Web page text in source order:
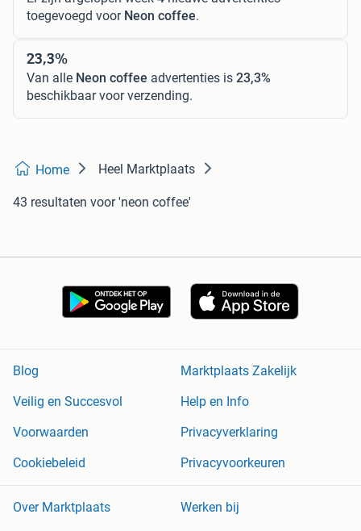
toegevoegd voor Neon coffee.
23,3%
Van alle Neon coffee advertenties is 23,3%
beschikbaar voor verzending.
Home Heel Marktplaats
43 resultaten voor 'neon coffee'
Blog
Marktplaats Zakelijk
Veilig en Succesvol
Help en Info
Voorwaarden
Privacyverklaring
Cookiebeleid
Privacyvoorkeuren
Over Marktplaats
Werken bij